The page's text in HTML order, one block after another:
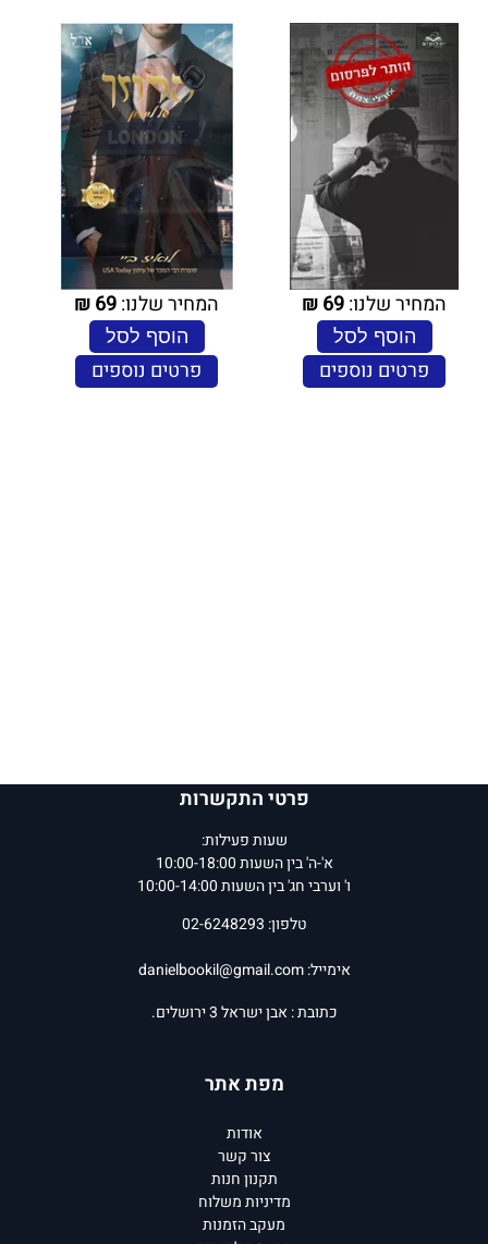
המחיר שלנו:69
₪
הוסף לסל
פרטים נוספים
המחיר שלנו:69
₪
הוסף לסל
פרטים נוספים
פרטי התקשרות
שעות פעילות:
א'-ה' בין השעות 10:00-18:00
ו' וערבי חג' בין השעות 10:00-14:00
טלפון: 02-6248293
אימייל:danielbookil@gmail.com
כתובת : אבן ישראל 3 ירושלים.
מפת אתר
אודות
צור קשר
תקנון חנות
מדיניות משלוח
מעקב הזמנות